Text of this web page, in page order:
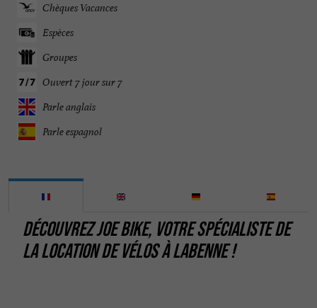
Chèques Vacances
Espèces
Groupes
Ouvert 7 jour sur 7
Parle anglais
Parle espagnol
DÉCOUVREZ JOE BIKE, VOTRE SPÉCIALISTE DE
LA LOCATION DE VÉLOS À LABENNE !